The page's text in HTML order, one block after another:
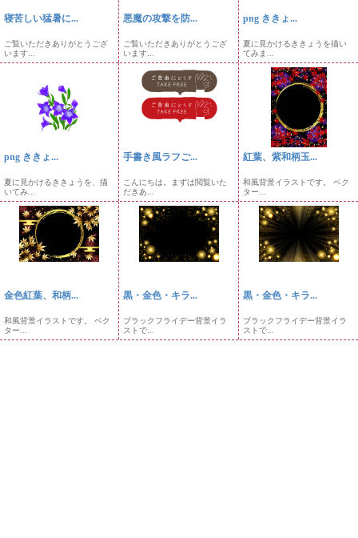
寝苦しい猛暑に...
ご覧いただきありがとうござ
います...
悪魔の攻撃を防...
ご覧いただきありがとうござ
います...
png ききょ...
夏に見かけるききょうを描い
てみま...
png ききょ...
夏に見かけるききょうを、描
いてみ...
手書き風ラフご...
こんにちは。まずは閲覧いた
だきあ...
紅葉、紫和柄玉...
和風背景イラストです。 ベク
ター...
金色紅葉、和柄...
和風背景イラストです。 ベク
ター...
黒・金色・キラ...
ブラックフライデー背景イラ
ストで...
黒・金色・キラ...
ブラックフライデー背景イラ
ストで...